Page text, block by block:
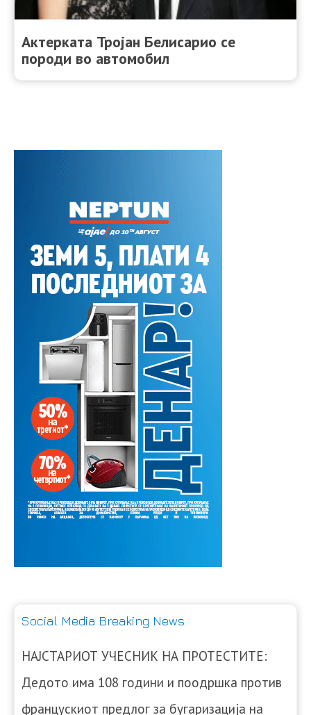
Актерката Тројан Белисарио се
породи во автомобил
Social Media Breaking News
НАЈСТАРИОТ УЧЕСНИК НА ПРОТЕСТИТЕ:
Дедото има 108 години и поодршка против
францускиот предлог за бугаризација на